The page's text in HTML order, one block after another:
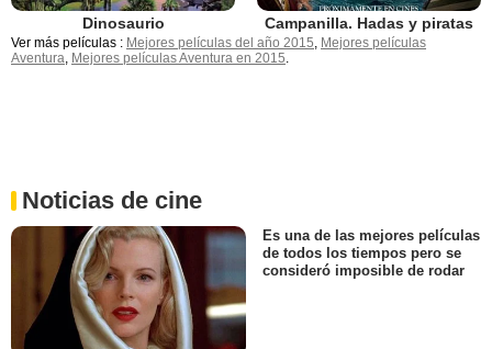
Dinosaurio Campanilla. Hadas y piratas
Ver más películas : Mejores películas del año 2015 Mejores películas
Aventura Mejores películas Aventura en 2015
Noticias de cine
Es una de las mejores películas
de todos los tiempos pero se
consideró imposible de rodar